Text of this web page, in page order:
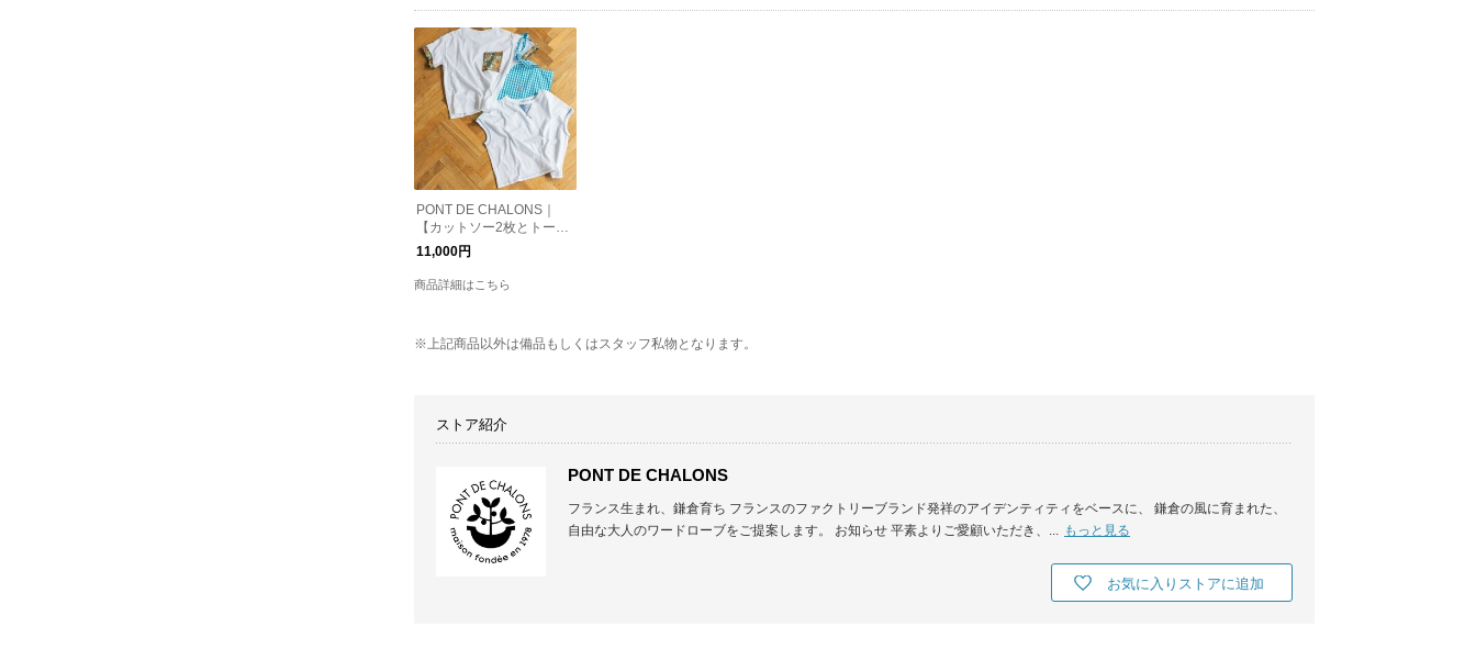
PONT DE CHALONS｜
【カットソー2枚とトート
バッグのセット】Bon wee
kend!
11,000円
商品詳細はこちら
※上記商品以外は備品もしくはスタッフ私物となります。
ストア紹介
PONT DE CHALONS
フランス生まれ、鎌倉育ち フランスのファクトリーブランド発祥のアイデンティティをベースに、 鎌倉の風に育まれた、
自由な大人のワードローブをご提案します。 お知らせ 平素よりご愛顧いただき、... もっと見る
お気に入りストアに追加